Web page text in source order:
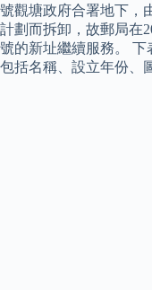
號觀塘政府合署地下，
計劃而拆卸，故郵局在
號的新址繼續服務。 下
包括名稱、設立年份、